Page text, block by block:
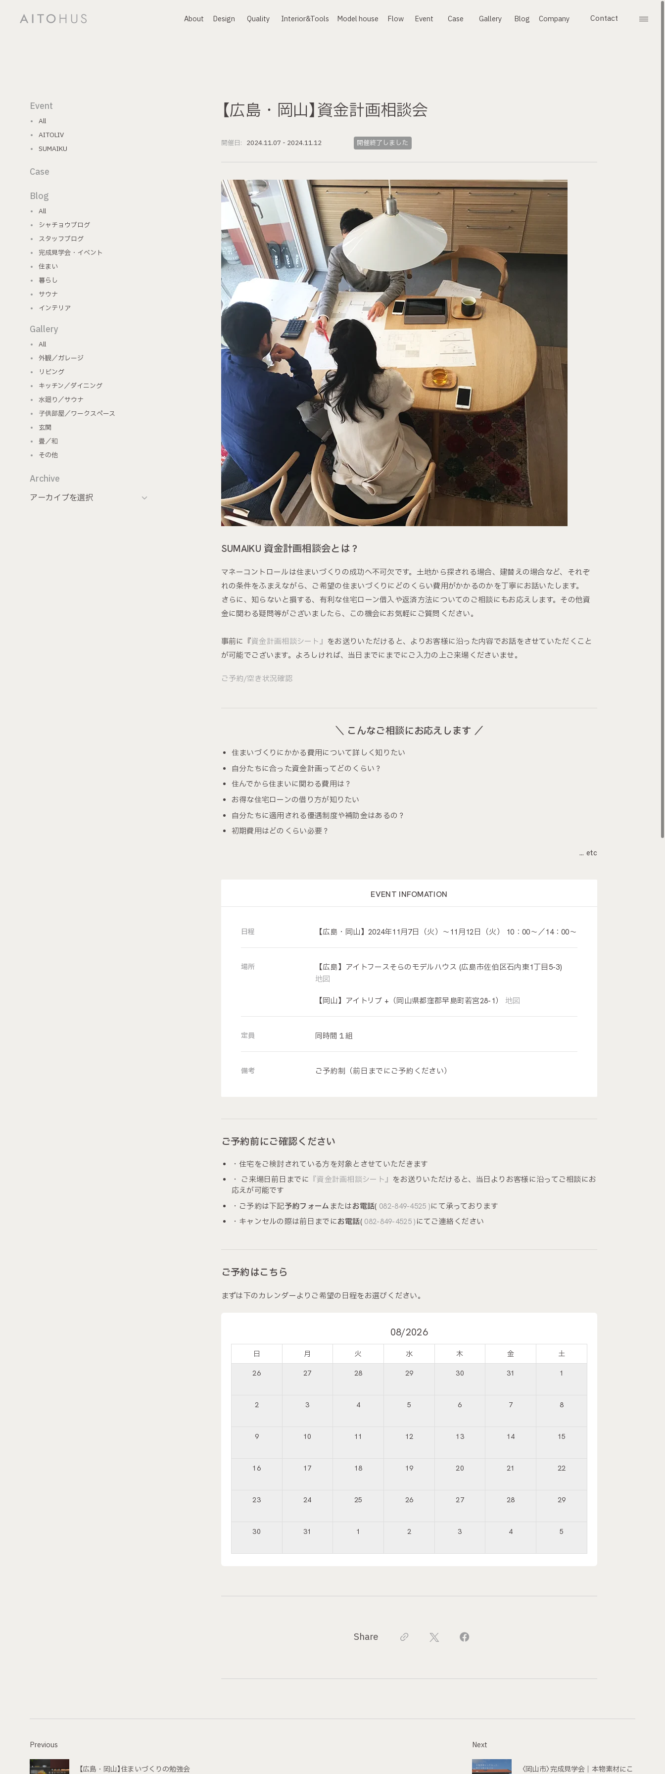
本文までスキップする
About
Design Quality Interior&Tools Model house Flow Event Case Gallery Blog Company Contact
メニ
【広島・岡山】資金計画相談会
開催日: 2024.11.07 - 2024.11.12 開催終了しました
SUMAIKU 資金計画相談会とは？
マネーコントロールは住まいづくりの成功へ不可欠です。土地から探される場合、建替えの場合など、それぞ
れの条件をふまえながら、ご希望の住まいづくりにどのくらい費用がかかるのかを丁寧にお話いたします。
さらに、知らないと損する、有利な住宅ローン借入や返済方法についてのご相談にもお応えします。その他資
金に関わる疑問等がございましたら、この機会にお気軽にご質問ください。
事前に『資金計画相談シート』 をお送りいただけると、よりお客様に沿った内容でお話をさせていただくこと
が可能でございます。よろしければ、当日までにまでにご入力の上ご来場くださいませ。
ご予約/空き状況確認
＼ こんなご相談にお応えします ／
住まいづくりにかかる費用について詳しく知りたい
自分たちに合った資金計画ってどのくらい？
住んでから住まいに関わる費用は？
お得な住宅ローンの借り方が知りたい
自分たちに適用される優遇制度や補助金はあるの？
初期費用はどのくらい必要？
… etc
EVENT INFOMATION
日程 【広島・岡山】2024年11月7日（火）～11月12日（火） 10：00～／14：00～
場所
【広島】アイトフースそらのモデルハウス (広島市佐伯区石内東1丁目5-3)
地図
【岡山】アイトリブ +（岡山県都窪郡早島町若宮28-1） 地図
定員 同時間１組
備考 ご予約制（前日までにご予約ください）
ご予約前にご確認ください
・住宅をご検討されている方を対象とさせていただきます
・ ご来場日前日までに 『資金計画相談シート』 をお送りいただけると、当日よりお客様に沿ってご相談にお
応えが可能です
・ご予約は下記予約フォーム またはお電話( 082-849-4525 )にて承っております
・キャンセルの際は前日までにお電話( 082-849-4525 ) にてご連絡ください
ご予約はこちら
まずは下のカレンダーよりご希望の日程をお選びください。
08/2026
日 月 火 水 木 金 土
26 27 28 29 30 31 1
2 3 4 5 6 7 8
9 10 11 12 13 14 15
16 17 18 19 20 21 22
23 24 25 26 27 28 29
30 31 1 2 3 4 5
Share
Event
All
AITOLIV
SUMAIKU
Case
Blog
All
シャチョウブログ
スタッフブログ
完成見学会・イベント
住まい
暮らし
サウナ
インテリア
Gallery
All
外観／ガレージ
リビング
キッチン／ダイニング
水廻り／サウナ
子供部屋／ワークスペース
玄関
畳／和
その他
Archive
Previous
【広島・岡山】住まいづくりの勉強会
Next
〈岡山市〉完成見学会｜本物素材にこ